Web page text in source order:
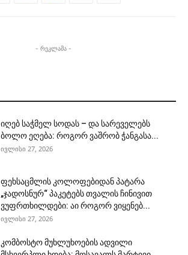
- რეკლამა -
იღებ საჭმელ სოდას – და სარეველებს
ბოლო ეღება: როგორ ვაშრობ ჭანგასა...
ივლისი 27, 2026
ფეხსაცმლის კოლოფებიდან პატარა
„ჯადოსნურ“ პაკეტებს თვალის ჩინივით
ვუფრთხილდები: აი როგორ ვიყენებ...
ივლისი 27, 2026
კომბოსტო მუხლუხოების ადვილი